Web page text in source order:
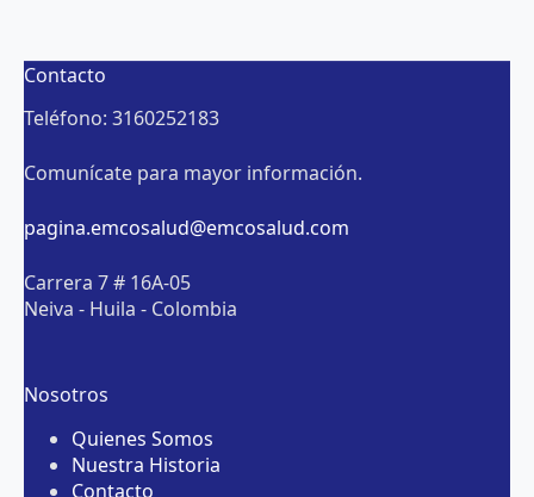
Contacto
Teléfono: 3160252183
Comunícate para mayor información.
pagina.emcosalud@emcosalud.com
Carrera 7 # 16A-05
Neiva - Huila - Colombia
Nosotros
Quienes Somos
Nuestra Historia
Contacto